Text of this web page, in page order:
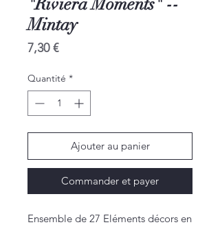
Mintay
7,30 €Prix
Quantité *
Ajouter au panier
Commander et payer
Ensemble de 27 Eléments décors en